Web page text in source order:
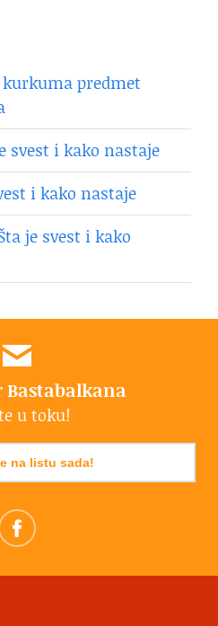
kurkuma predmet
svest i kako nastaje
i kako nastaje
je svest i kako
Bastabalkana
u toku!
na listu sada!